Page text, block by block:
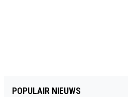
POPULAIR NIEUWS